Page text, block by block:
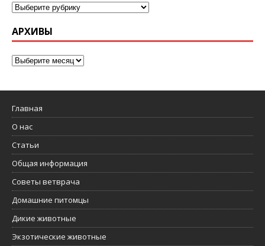
АРХИВЫ
Главная
О нас
Статьи
Общая информация
Советы ветврача
Домашние питомцы
Дикие животные
Экзотические животные